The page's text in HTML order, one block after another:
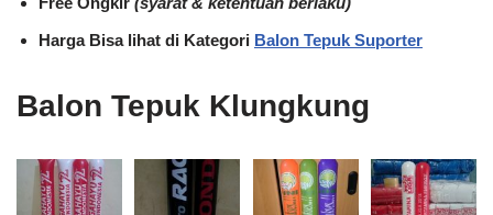
Harga Bisa lihat di Kategori Balon Tepuk Suporter
Balon Tepuk Klungkung